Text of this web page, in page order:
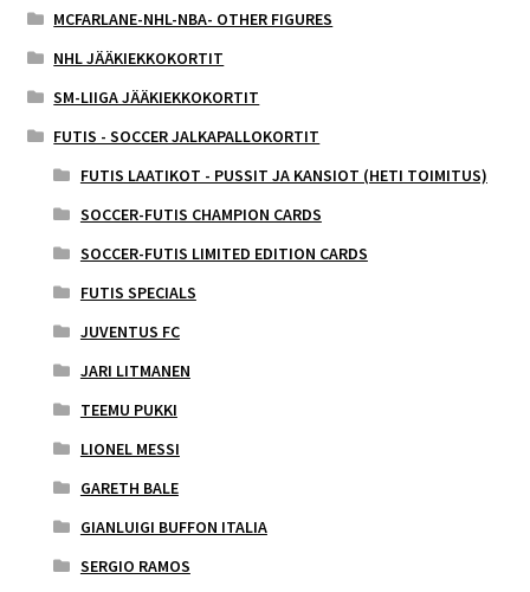
MCFARLANE-NHL-NBA- OTHER FIGURES
NHL JÄÄKIEKKOKORTIT
SM-LIIGA JÄÄKIEKKOKORTIT
FUTIS - SOCCER JALKAPALLOKORTIT
FUTIS LAATIKOT - PUSSIT JA KANSIOT (HETI TOIMITUS)
SOCCER-FUTIS CHAMPION CARDS
SOCCER-FUTIS LIMITED EDITION CARDS
FUTIS SPECIALS
JUVENTUS FC
JARI LITMANEN
TEEMU PUKKI
LIONEL MESSI
GARETH BALE
GIANLUIGI BUFFON ITALIA
SERGIO RAMOS